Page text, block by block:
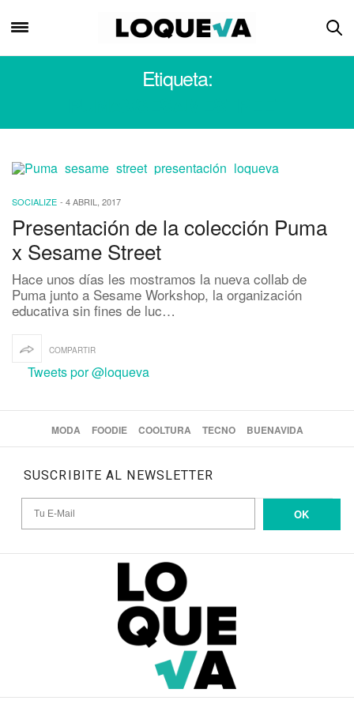
Etiqueta:
SOCIALIZE - 4 ABRIL, 2017
Presentación de la colección Puma
x Sesame Street
Hace unos días les mostramos la nueva collab de
Puma junto a Sesame Workshop, la organización
educativa sin fines de luc…
COMPARTIR
Tweets por @loqueva
MODA FOODIE COOLTURA TECNO BUENAVIDA
SUSCRIBITE AL NEWSLETTER
OK